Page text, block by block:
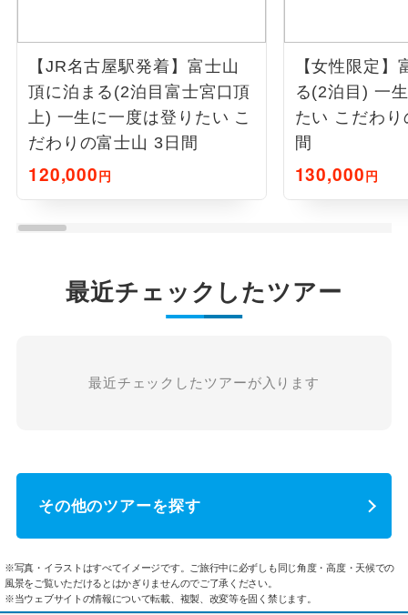
【JR名古屋駅発着】富士山
頂に泊まる(2泊目富士宮口頂
上) 一生に一度は登りたい こ
だわりの富士山 3日間
120,000円
【女性限定】
る(2泊目) 一
たい こだわ
間
130,000円
最近チェックしたツアー
最近チェックしたツアーが入ります
その他のツアーを探す
※写真・イラストはすべてイメージです。ご旅行中に必ずしも同じ角度・高度・天候での
風景をご覧いただけるとはかぎりませんのでご了承ください。
※当ウェブサイトの情報について転載、複製、改変等を固く禁じます。